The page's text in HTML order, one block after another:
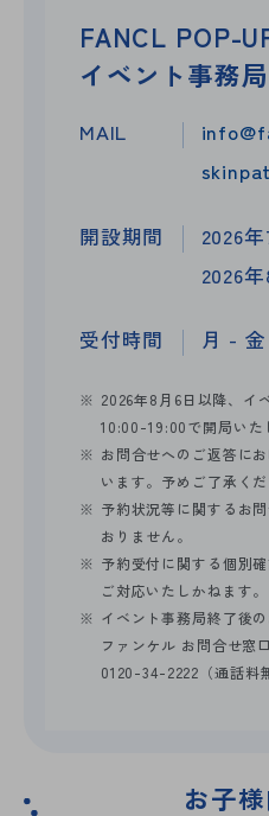
FANCL POP-
イベント事務局
MAIL
開設期間
2026
2026
受付時間 月 -
※ 2026年8月6日以降、イ
10:00-19:00で開局いた
※ お問合せへのご返答に
います。予めご了承くだ
※ 予約状況等に関するお
おりません。
※ 予約受付に関する個別
ご対応いたしかねます。
※ イベント事務局終了後
ファンケル お問合せ窓
0120-34-2222（通話料
お子